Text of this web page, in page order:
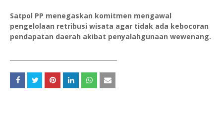
Satpol PP menegaskan komitmen mengawal
pengelolaan retribusi wisata agar tidak ada kebocoran
pendapatan daerah akibat penyalahgunaan wewenang.